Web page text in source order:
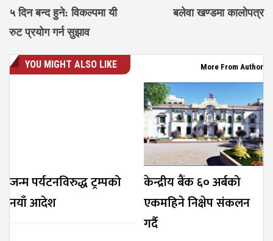
५ दिन बन्द हुने: विकल्पमा यी
रुट प्रयोग गर्न सुझाव
बलेवा खण्डमा कालोपत्र
YOU MIGHT ALSO LIKE More From Author
जन्म पर्यटनविरुद्ध ट्रम्पको
नयाँ आदेश
केन्द्रीय बैंक ६० अर्बको
एकमहिने निक्षेप संकलन
गर्दै